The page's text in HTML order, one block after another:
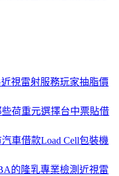
視雷射服務玩家抽脂價
荷重元選擇台中票貼借
車借款Load Cell包裝機
的隆乳專業檢測近視雷